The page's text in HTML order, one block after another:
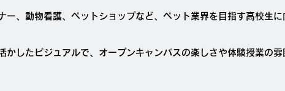
ー、動物看護、ペットショップなど、ペット業界を目指す高校生
かしたビジュアルで、オープンキャンパスの楽しさや体験授業の雰